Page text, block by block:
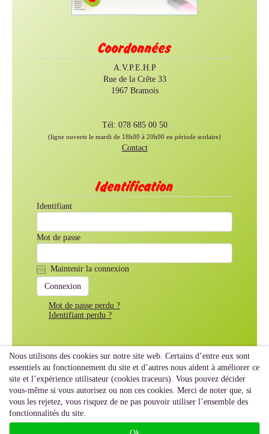
Coordonnées
A.V.P.E.H.P
Rue de la Crête 33
1967 Bramois
Tél: 078 685 00 50
(ligne ouverte le mardi de 18h00 à 20h00 en période scolaire)
Contact
Identification
Identifiant
Mot de passe
Maintenir la connexion
Mot de passe perdu ?
Identifiant perdu ?
Nous utilisons des cookies sur notre site web. Certains d’entre eux sont
essentiels au fonctionnement du site et d’autres nous aident à améliorer ce
site et l’expérience utilisateur (cookies traceurs). Vous pouvez décider
vous-même si vous autorisez ou non ces cookies. Merci de noter que, si
vous les rejetez, vous risquez de ne pas pouvoir utiliser l’ensemble des
fonctionnalités du site.